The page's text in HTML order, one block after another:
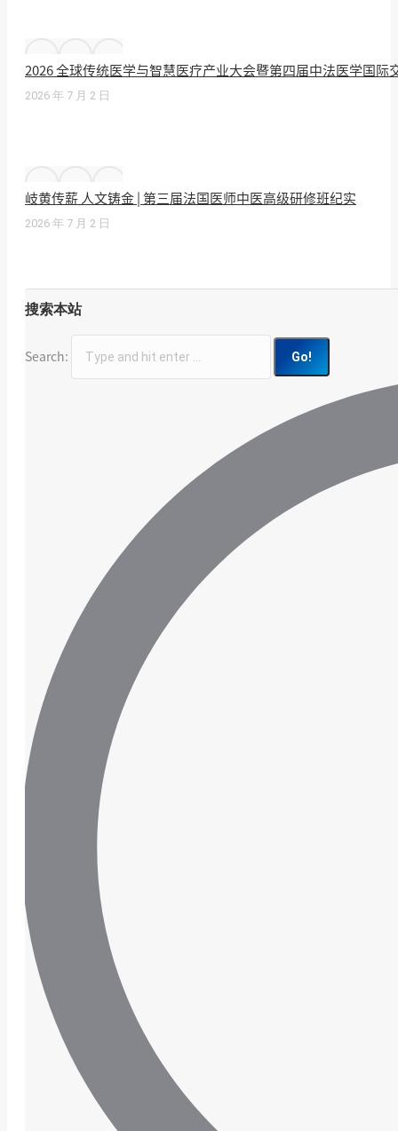
2026 全球传统医学与智慧医疗产业大会暨第四届中法医学国际
2026 年 7 月 2 日
岐黄传薪 人文铸金 | 第三届法国医师中医高级研修班纪实
2026 年 7 月 2 日
搜索本站
Search: